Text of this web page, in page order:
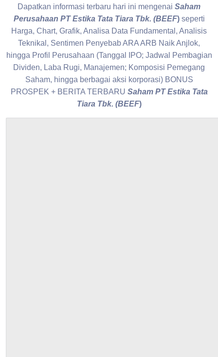
Dapatkan informasi terbaru hari ini mengenai Saham
Perusahaan PT Estika Tata Tiara Tbk. (BEEF) seperti
Harga, Chart, Grafik, Analisa Data Fundamental, Analisis
Teknikal, Sentimen Penyebab ARA ARB Naik Anjlok,
hingga Profil Perusahaan (Tanggal IPO; Jadwal Pembagian
Dividen, Laba Rugi, Manajemen; Komposisi Pemegang
Saham, hingga berbagai aksi korporasi) BONUS
PROSPEK + BERITA TERBARU Saham PT Estika Tata
Tiara Tbk. (BEEF)